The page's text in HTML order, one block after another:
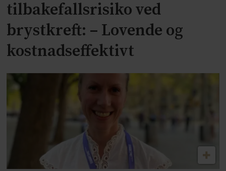
tilbakefallsrisiko ved
brystkreft: – Lovende og
kostnadseffektivt